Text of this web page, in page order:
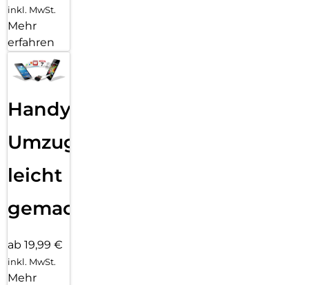
inkl. MwSt.
Mehr
erfahren
Handy
Umzug
leicht
gemacht!
ab 19,99 €
inkl. MwSt.
Mehr